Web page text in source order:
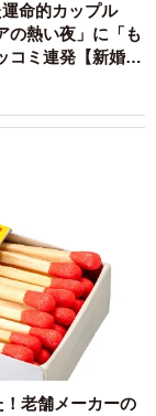
運命的カップル
の熱い夜」に「も
コミ連発【新婚さ
！老舗メーカーの